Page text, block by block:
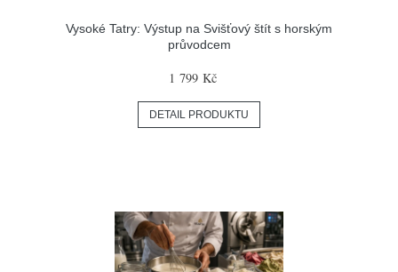
Vysoké Tatry: Výstup na Svišťový štít s horským
průvodcem
1 799 Kč
DETAIL PRODUKTU